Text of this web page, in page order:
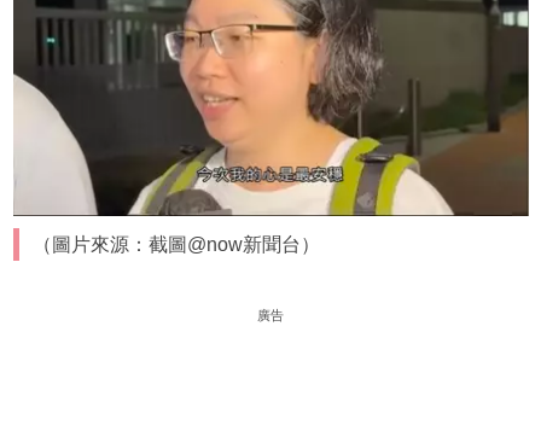
（圖片來源：截圖@now新聞台）
廣告